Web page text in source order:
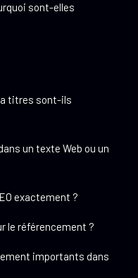
sont-elles
titres sont-ils
un texte Web ou un
exactement ?
le référencement ?
importants dans